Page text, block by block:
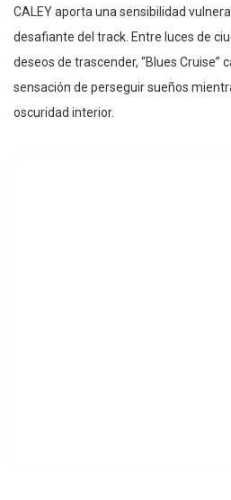
CALEY aporta una sensibilidad
desafiante del track. Entre luces de
deseos de trascender, “Blues
sensación de perseguir sueños
oscuridad interior.